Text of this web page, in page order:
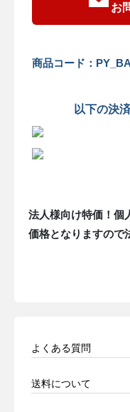
お
商品コード：
以下の決
法人様向け特価！個
価格となりますので
よくある質問
送料について